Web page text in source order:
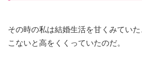
その時の私は結婚生活を甘くみてい
こないと高をくくっていたのだ。